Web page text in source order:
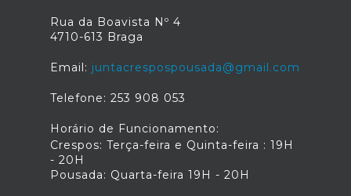
Rua da Boavista Nº 4
4710-613 Braga
Email: juntacrespospousada@gmail.com
Telefone: 253 908 053
Horário de Funcionamento:
Crespos: Terça-feira e Quinta-feira : 19H
- 20H
Pousada: Quarta-feira 19H - 20H